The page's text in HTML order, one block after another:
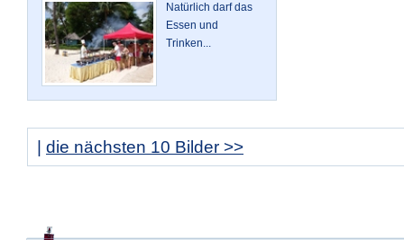
Natürlich darf das
Essen und
Trinken...
die nächsten 10 Bilder >>